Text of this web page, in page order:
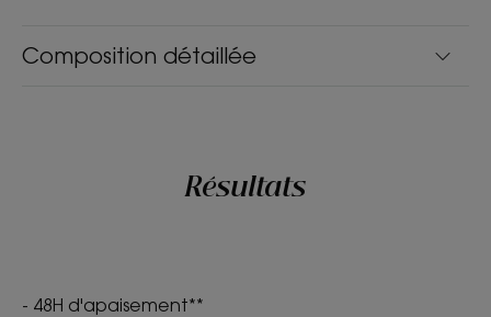
Composition détaillée
Résultats
- 48H d'apaisement**